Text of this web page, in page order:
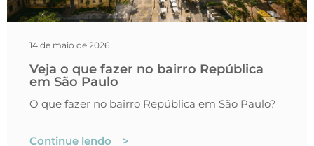
14 de maio de 2026
Veja o que fazer no bairro República
em São Paulo
O que fazer no bairro República em São Paulo?
Continue lendo >